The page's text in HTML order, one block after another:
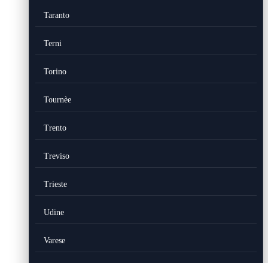
Taranto
Terni
Torino
Tournèe
Trento
Treviso
Trieste
Udine
Varese